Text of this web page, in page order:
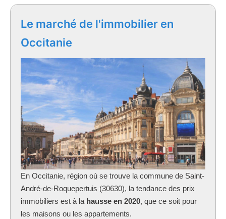
Le marché de l'immobilier en
Occitanie
En Occitanie, région où se trouve la commune de Saint-
André-de-Roquepertuis (30630), la tendance des prix
immobiliers est à la hausse en 2020, que ce soit pour
les maisons ou les appartements.